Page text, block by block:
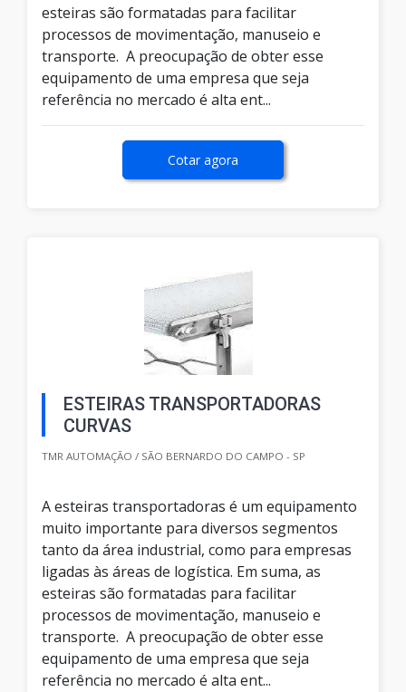
esteiras são formatadas para facilitar
processos de movimentação, manuseio e
transporte. A preocupação de obter esse
equipamento de uma empresa que seja
referência no mercado é alta ent...
Cotar agora
ESTEIRAS TRANSPORTADORAS
CURVAS
TMR AUTOMAÇÃO / SÃO BERNARDO DO CAMPO - SP
A esteiras transportadoras é um equipamento
muito importante para diversos segmentos
tanto da área industrial, como para empresas
ligadas às áreas de logística. Em suma, as
esteiras são formatadas para facilitar
processos de movimentação, manuseio e
transporte. A preocupação de obter esse
equipamento de uma empresa que seja
referência no mercado é alta ent...